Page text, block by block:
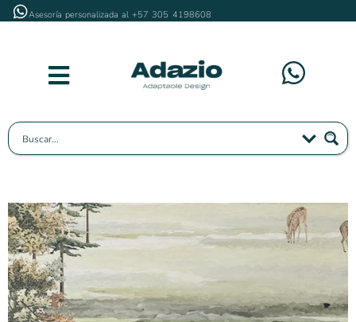
Asesoría personalizada al +57 305 4198608